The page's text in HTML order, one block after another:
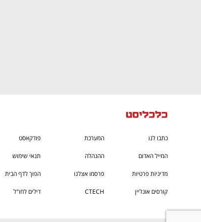
כתבו לנו המערכת פודקאסט
המייל האדום ההנהלה תנאי שימוש
מדיניות פרטיות פרסמו אצלנו הפוך לדף הבית
קורסים אונליין CTECH
דילים לחו"ל